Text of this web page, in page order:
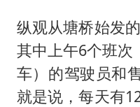
纵观从塘桥始发
其中上午6个班次
车）的驾驶员和
就是说，每天有